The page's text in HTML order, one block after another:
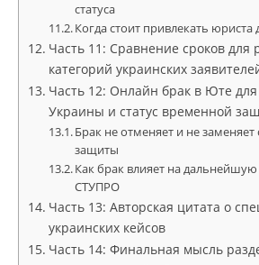
статуса
Когда стоит привлекать
Часть 11: Сравнение сроков для
категорий украинских
Часть 12: Онлайн брак в Юте
Украины и статус временной
Брак не отменяет и не заменяет
защиты
Как брак влияет на
СТУПРО
Часть 13: Авторская цитата о
украинских кейсов
Часть 14: Финальная мысль